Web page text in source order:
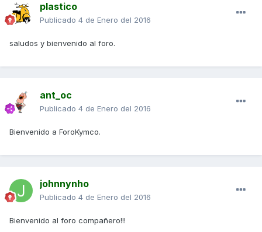
plastico
Publicado 4 de Enero del 2016
saludos y bienvenido al foro.
ant_oc
Publicado 4 de Enero del 2016
Bienvenido a ForoKymco.
johnnynho
Publicado 4 de Enero del 2016
Bienvenido al foro compañero!!!